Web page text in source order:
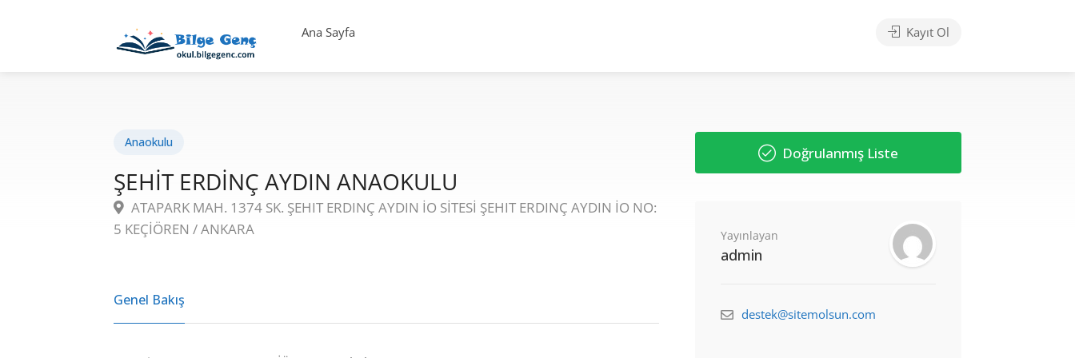
Ana Sayfa Kayıt Ol
Anaokulu
ŞEHİT ERDİNÇ AYDIN ANAOKULU
ATAPARK MAH. 1374 SK. ŞEHIT ERDINÇ AYDIN İO SİTESİ ŞEHIT ERDINÇ AYDIN İO NO:
5 KEÇİÖREN / ANKARA
Genel Bakış
Doğrulanmış Liste
Yayınlayan
admin
destek@sitemolsun.com